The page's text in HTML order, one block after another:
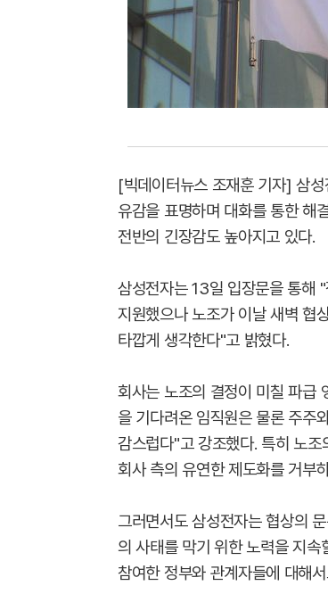
[빅데이터뉴스 조재훈 기자] 삼
유감을 표명하며 대화를 통한 해
전반의 긴장감도 높아지고 있다.
삼성전자는 13일 입장문을 통해
지원했으나 노조가 이날 새벽 협
타깝게 생각한다"고 밝혔다.
회사는 노조의 결정이 미칠 파급
을 기다려온 임직원은 물론 주주
감스럽다"고 강조했다. 특히 노
회사 측의 유연한 제도화를 거부
그러면서도 삼성전자는 협상의
의 사태를 막기 위한 노력을 지
참여한 정부와 관계자들에 대해